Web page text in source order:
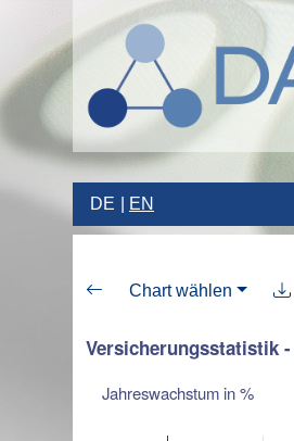
DE EN
Chart wählen
Versicherungsstatistik
Jahreswachstum in %